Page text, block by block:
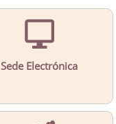
Sede Electrónica